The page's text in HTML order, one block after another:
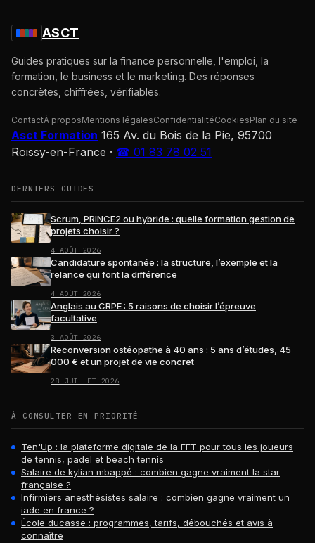
ASCT
Guides pratiques sur la finance personnelle, l'emploi, la
formation, le business et le marketing. Des réponses
concrètes, chiffrées, vérifiables.
ContactÀ proposMentions légalesConfidentialitéCookiesPlan du site
Asct Formation 165 Av. du Bois de la Pie, 95700
Roissy-en-France · ☎ 01 83 78 02 51
DERNIERS GUIDES
Scrum, PRINCE2 ou hybride : quelle formation gestion de
projets choisir ?
4 AOÛT 2026
Candidature spontanée : la structure, l’exemple et la
relance qui font la différence
4 AOÛT 2026
Anglais au CRPE : 5 raisons de choisir l’épreuve
facultative
3 AOÛT 2026
Reconversion ostéopathe à 40 ans : 5 ans d’études, 45
000 € et un projet de vie concret
28 JUILLET 2026
À CONSULTER EN PRIORITÉ
Ten'Up : la plateforme digitale de la FFT pour tous les joueurs
de tennis, padel et beach tennis
Salaire de kylian mbappé : combien gagne vraiment la star
française ?
Infirmiers anesthésistes salaire : combien gagne vraiment un
iade en france ?
École ducasse : programmes, tarifs, débouchés et avis à
connaître